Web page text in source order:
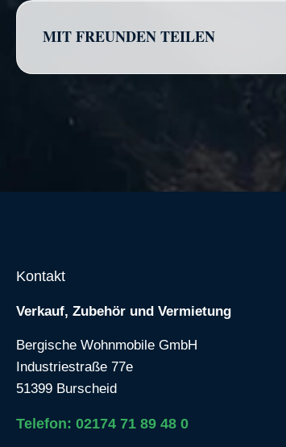
MIT FREUNDEN TEILEN
Kontakt
Verkauf, Zubehör und Vermietung
Bergische Wohnmobile GmbH
Industriestraße 77e
51399 Burscheid
Telefon: 02174 71 89 48 0